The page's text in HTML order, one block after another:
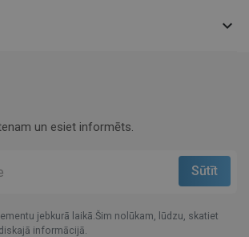

un esiet informēts.
jebkurā laikā.Šim nolūkam, lūdzu, skatiet
informācijā.